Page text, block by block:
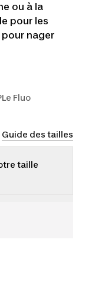
ou à la
pour les
nager
Fluo
Guide des tailles
taille